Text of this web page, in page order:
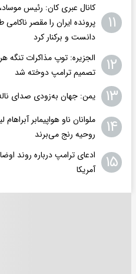
۱۱
کانال عبری کان: رئیس
پرونده ایران را مقصر
دانست و برکنار کرد
۱۲
الجزیره: توپ مذاکرات تنگه
تصمیم ترامپ دوخته شد
۱۳ یمن: جهان به‌زودی صدای
۱۴
ملوانان ناو هواپیمابر
روحیه رنج می‌برند
۱۵
ادعای ترامپ درباره روند
آمریکا